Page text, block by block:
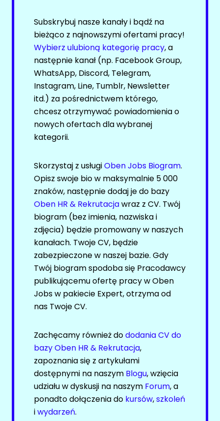
Kanały social media
Newsletter
BUSINESS INTELLIGENCE (BI)
Oferty pracy
Kanały social media
Newsletter
ELEKTRYKA
Oferty pracy
Kanały social media
Newsletter
FILM / TV
Oferty pracy
Kanały social media
Newsletter
GASTRONOMIA
Kanały social media
Newsletter
GEOLOGIA / HYDROLOGIA / TEKTONIKA
Oferty pracy
Kanały social media
LinkedIn
Discord
Kanały kategorii
Kanały ogólne
Newsletter
PRAWO / PODATKI
Facebook
Kanały kategorii
Kanały ogólne
Newsletter
ROLNICTWO / HODOWLA / OGRODNICTWO
Facebook
LinkedIn
Discord
Kanały kategorii
Kanały ogólne
SŁUŻBA ZDROWIA / OPIEKA ZDROWOTNA
Facebook
LinkedIn
Discord
Kanały kategorii
Subskrybuj nasze kanały i bądź na
bieżąco z najnowszymi ofertami pracy!
Wybierz ulubioną kategorię pracy, a
następnie kanał (np. Facebook Group,
WhatsApp, Discord, Telegram,
Instagram, Line, Tumblr, Newsletter
itd.) za pośrednictwem którego,
chcesz otrzymywać powiadomienia o
nowych ofertach dla wybranej
kategorii.
Skorzystaj z usługiOben Jobs Biogram.
Opisz swoje bio w maksymalnie 5 000
znaków, następnie dodaj je do bazy
Oben HR & Rekrutacjawraz z CV. Twój
biogram (bez imienia, nazwiska i
zdjęcia) będzie promowany w naszych
kanałach. Twoje CV, będzie
zabezpieczone w naszej bazie. Gdy
Twój biogram spodoba się Pracodawcy
publikującemu ofertę pracy w Oben
Jobs w pakiecie Expert, otrzyma od
nas Twoje CV.
Zachęcamy również dododania CV do
bazy Oben HR & Rekrutacja,
zapoznania się z artykułami
dostępnymi na naszym Blogu, wzięcia
udziału w dyskusji na naszym Forum, a
ponadto dołączenia do kursów,szkoleń
iwydarzeń.